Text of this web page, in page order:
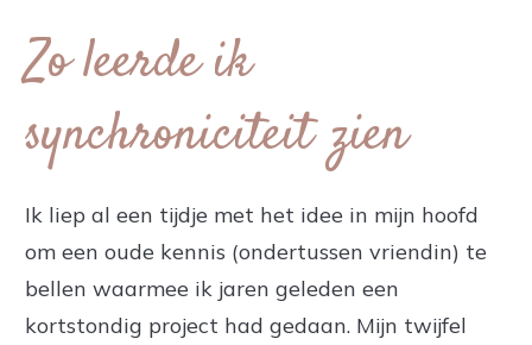
Zo leerde ik
synchroniciteit zien
Ik liep al een tijdje met het idee in mijn hoofd
om een oude kennis (ondertussen vriendin) te
bellen waarmee ik jaren geleden een
kortstondig project had gedaan. Mijn twijfel